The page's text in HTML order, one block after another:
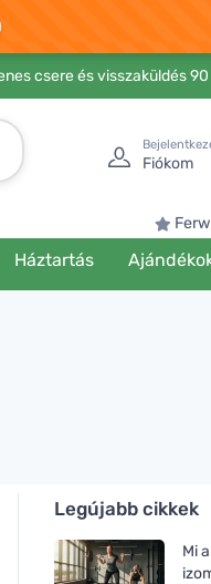
csere és visszaküldés
Fiókom
Háztartás
Legújabb cikkek
Mi